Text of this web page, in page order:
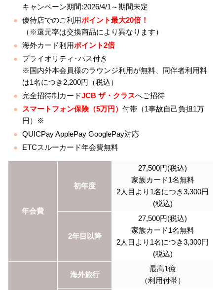
キャンペーン期間:2026/4/1～期間未定
優待店でのご利用ポイント最大20倍！
（※還元率は交換商品により異なります）
海外カード利用ポイント2倍
プライオリティ･パス付き
※国内外本会員様のラウンジ利用が無料、同伴者利用料
は1名につき2,200円（税込）
完全招待制カードJCB ザ・クラスへご招待
スマートフォン保険（5万円） 付帯（1事故自己負担1万
円）※
QUICPay ApplePay GooglePay対応
ETCスルーカード年会費無料
年会費
初年度
27,500円(税込)
家族カード1名無料
2人目より1名につき3,300円
(税込)
2年目以降
27,500円(税込)
家族カード1名無料
2人目より1名につき3,300円
(税込)
海外旅行
最高1億
（利用付帯）